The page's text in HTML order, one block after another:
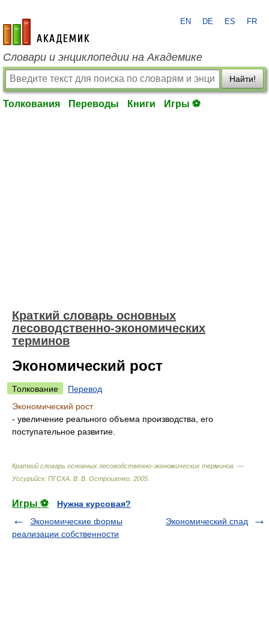
academic.ru
EN DE ES FR
Словари и энциклопедии на Академике
Найти!
Толкования Переводы Книги Игры ⚽
Краткий словарь основных
лесоводственно-экономических
терминов
Экономический рост
Толкование
Перевод
Экономический рост
- увеличение реального объема производства, его
поступательное развитие.
Краткий словарь основных лесоводственно-экономических терминов. —
Уссурийск: ПГСХА В. В. Острошенко 2005
Игры ⚽
Нужна курсовая?
Экономические формы
реализации собственности
Экономический спад